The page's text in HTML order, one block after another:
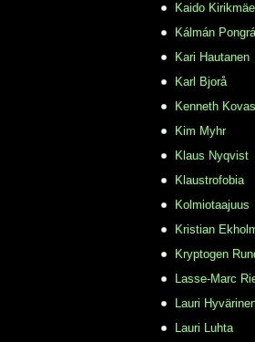
Kaido Kirikmäe
Kálmán
Kari Hautanen
Karl Bjorå
Kenneth
Kim Myhr
Klaus Nyqvist
Klaustrofobia
Kolmiotaajuus
Kristian
Kryptogen
Lasse-Marc
Lauri
Lauri Luhta